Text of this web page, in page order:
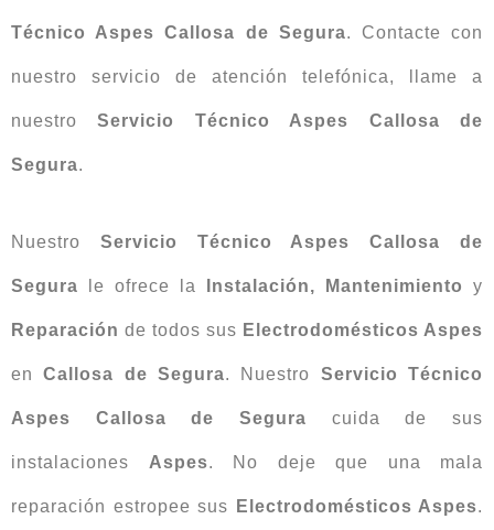
Técnico Aspes Callosa de Segura. Contacte con
nuestro servicio de atención telefónica, llame a
nuestroServicio Técnico Aspes Callosa de
Segura.
Nuestro Servicio Técnico Aspes Callosa de
Segura le ofrece la Instalación, Mantenimiento y
Reparación de todos sus Electrodomésticos Aspes
enCallosa de Segura. Nuestro Servicio Técnico
Aspes Callosa de Segura cuida de sus
instalaciones Aspes. No deje que una mala
reparación estropee sus Electrodomésticos Aspes.